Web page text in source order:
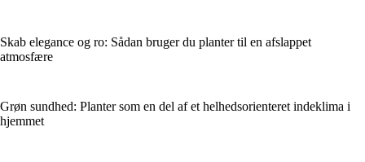
Skab elegance og ro: Sådan bruger du planter til en afslappet
atmosfære
Grøn sundhed: Planter som en del af et helhedsorienteret indeklima i
hjemmet